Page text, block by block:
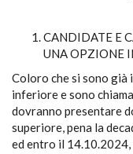
CANDIDATE E
UNA OPZIONE
Coloro che si sono già
inferiore e sono
dovranno presentare
superiore, pena la
ed entro il